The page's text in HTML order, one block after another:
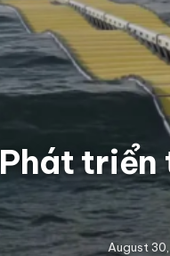
Phát triển
August